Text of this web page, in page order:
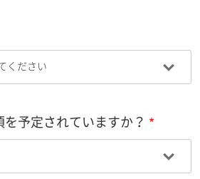
予定されていますか？